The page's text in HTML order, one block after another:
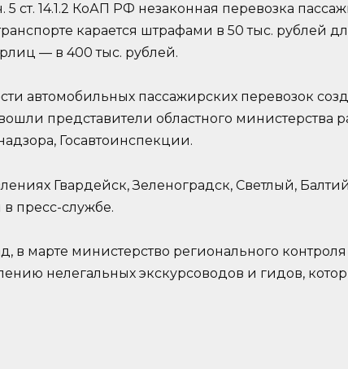
5 ст. 14.1.2 КоАП РФ незаконная перевозка
карается штрафами в 50 тыс. рублей
— в 400 тыс. рублей.
автомобильных пассажирских перевозок
представители областного министерства
Госавтоинспекции.
Гвардейск, Зеленоградск, Светлый,
в пресс-службе.
в марте министерство регионального контроля
нелегальных экскурсоводов и гидов,